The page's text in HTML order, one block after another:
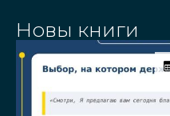
Новы книги